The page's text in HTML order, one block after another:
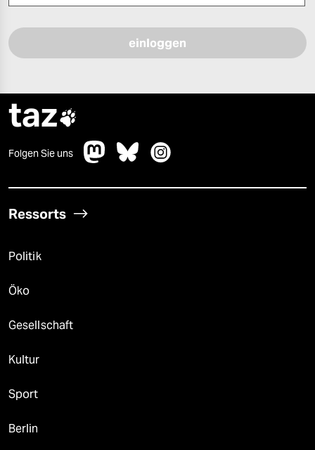
taz
Folgen Sie uns
Ressorts
Politik
Öko
Gesellschaft
Kultur
Sport
Berlin